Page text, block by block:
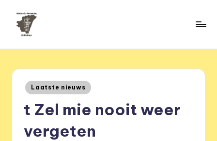
Geplaatst
in
Laatste nieuws
t Zel mie nooit weer
vergeten